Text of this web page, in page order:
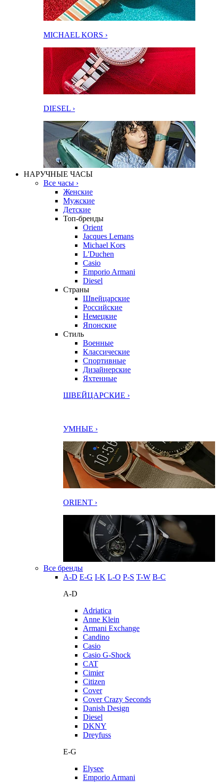
MICHAEL KORS ›
DIESEL ›
НАРУЧНЫЕ ЧАСЫ
Все часы ›
Женские
Мужские
Детские
Топ-бренды
Orient
Jacques Lemans
Michael Kors
L'Duchen
Casio
Emporio Armani
Diesel
Страны
Швейцарские
Российские
Немецкие
Японские
Стиль
Военные
Классические
Спортивные
Дизайнерские
Яхтенные
ШВЕЙЦАРСКИЕ ›
УМНЫЕ ›
ORIENT ›
Все бренды
A-D E-G I-K L-O P-S T-W В-С
A-D
Adriatica
Anne Klein
Armani Exchange
Candino
Casio
Casio G-Shock
CAT
Cimier
Citizen
Cover
Cover Crazy Seconds
Danish Design
Diesel
DKNY
Dreyfuss
E-G
Elysee
Emporio Armani